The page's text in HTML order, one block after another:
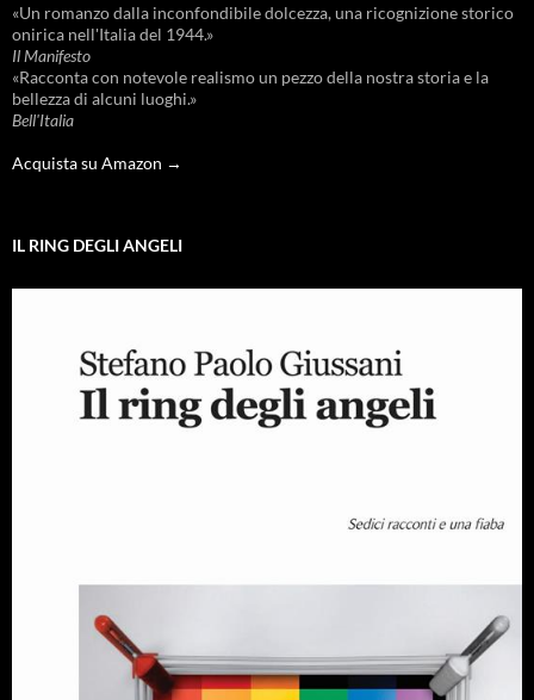
«Un romanzo dalla inconfondibile dolcezza, una ricognizione storico
onirica nell'Italia del 1944.»
Il Manifesto
«Racconta con notevole realismo un pezzo della nostra storia e la
bellezza di alcuni luoghi.»
Bell'Italia
Acquista su Amazon →
IL RING DEGLI ANGELI